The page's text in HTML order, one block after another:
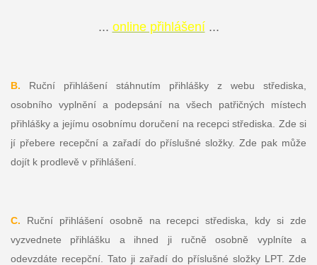
... online přihlášení...
B. Ruční přihlášení stáhnutím přihlášky z webu střediska,
osobního vyplnění a podepsání na všech patřičných místech
přihlášky a jejímu osobnímu doručení na recepci střediska. Zde si
jí přebere recepční a zařadí do příslušné složky. Zde pak může
dojít k prodlevě v přihlášení.
C. Ruční přihlášení osobně na recepci střediska, kdy si zde
vyzvednete přihlášku a ihned ji ručně osobně vyplníte a
odevzdáte recepční. Tato ji zařadí do příslušné složky LPT. Zde